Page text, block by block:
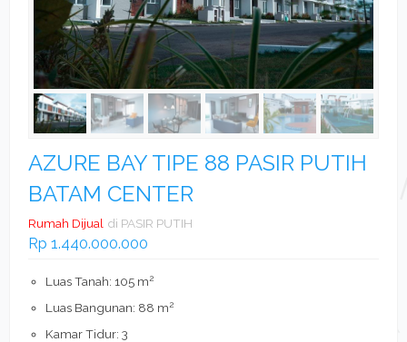
AZURE BAY TIPE 88 PASIR PUTIH
BATAM CENTER
Rumah Dijual di PASIR PUTIH
Rp 1.440.000.000
Luas Tanah: 105 m2
Luas Bangunan: 88 m2
Kamar Tidur: 3